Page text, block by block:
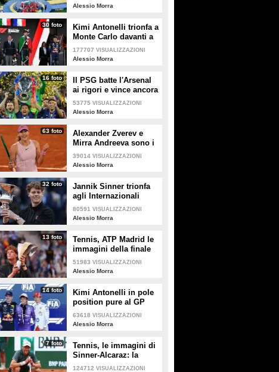
Canada, Messico e
Alessio Morra
30 foto
Kimi Antonelli trionfa a
Monte Carlo davanti a
Lewis Hamilton
177707 VISUALIZZAZIONI
Alessio Morra
16 foto
Il PSG batte l'Arsenal
ai rigori e vince ancora
la Champions League
53775 VISUALIZZAZIONI
Alessio Morra
63 foto
Alexander Zverev e
Mirra Andreeva sono i
campioni del Roland
Garros 2026
39014 VISUALIZZAZIONI
Alessio Morra
32 foto
Jannik Sinner trionfa
agli Internazionali
d'Italia, a Roma batte
Ruud in finale
80591 VISUALIZZAZIONI
Alessio Morra
13 foto
Tennis, ATP Madrid le
immagini della finale
Sinner-Zverev
51983 VISUALIZZAZIONI
Alessio Morra
14 foto
Kimi Antonelli in pole
position pure al GP
Miami, Norris vince la
Sprint
63618 VISUALIZZAZIONI
Alessio Morra
7 foto
Tennis, le immagini di
Sinner-Alcaraz: la
finale di Monte Carlo
124712 VISUALIZZAZIONI